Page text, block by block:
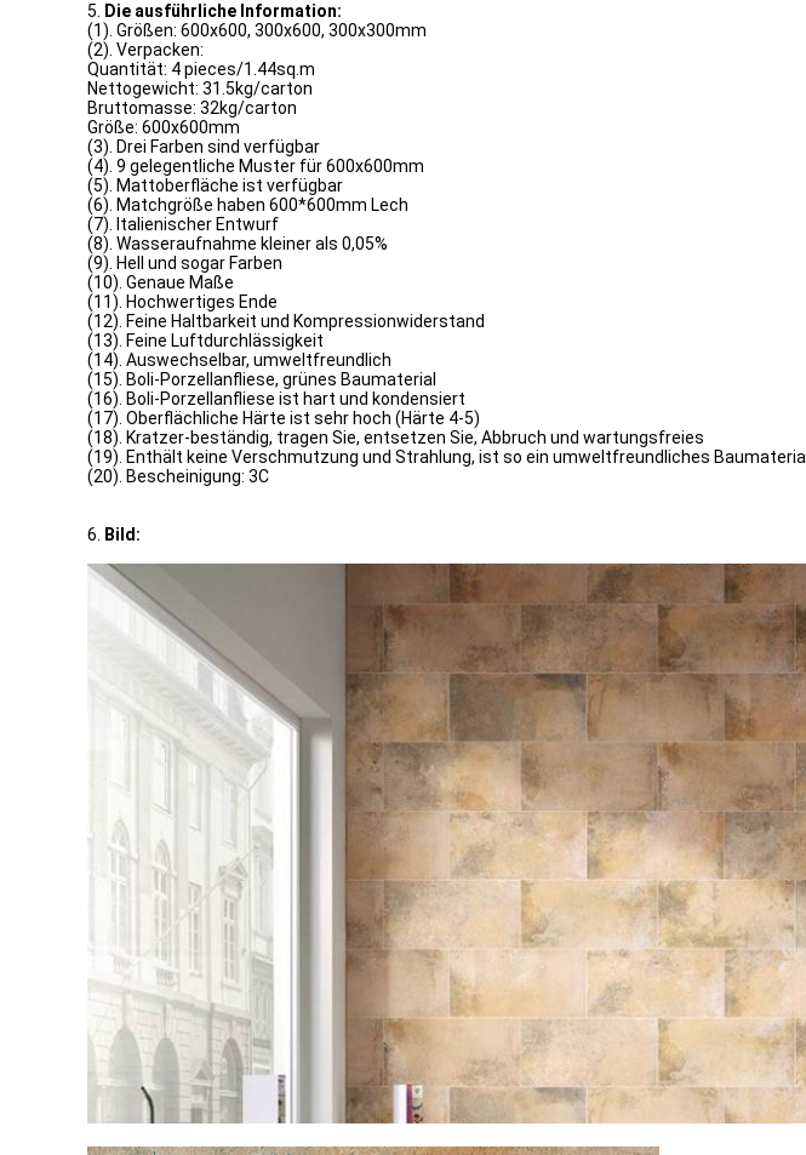
5.
Die ausführliche Information:
(1). Größen: 600x600, 300x600, 300x300mm
(2). Verpacken:
Quantität: 4 pieces/1.44sq.m
Nettogewicht: 31.5kg/carton
Bruttomasse: 32kg/carton
Größe: 600x600mm
(3). Drei Farben sind verfügbar
(4). 9 gelegentliche Muster für 600x600mm
(5). Mattoberfläche ist verfügbar
(6). Matchgröße haben 600*600mm Lech
(7). Italienischer Entwurf
(8). Wasseraufnahme kleiner als 0,05%
(9). Hell und sogar Farben
(10). Genaue Maße
(11). Hochwertiges Ende
(12). Feine Haltbarkeit und Kompressionwiderstand
(13). Feine Luftdurchlässigkeit
(14). Auswechselbar, umweltfreundlich
(15). Boli-Porzellanfliese, grünes Baumaterial
(16). Boli-Porzellanfliese ist hart und kondensiert
(17). Oberflächliche Härte ist sehr hoch (Härte 4-5)
(18). Kratzer-beständig, tragen Sie, entsetzen Sie, Abbruch und wartungsfreies
(19). Enthält keine Verschmutzung und Strahlung, ist so ein umweltfreundliches Baumaterial
(20). Bescheinigung: 3C
6. Bild: